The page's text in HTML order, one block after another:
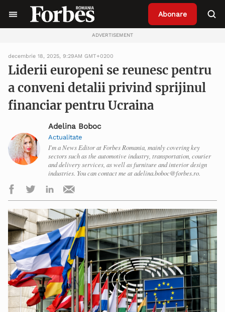
Abonare
ADVERTISEMENT
decembrie 18, 2025, 9:29AM GMT+0200
Liderii europeni se reunesc pentru
a conveni detalii privind sprijinul
financiar pentru Ucraina
Adelina Boboc
Actualitate
I'm a News Editor at Forbes Romania, mainly covering key
sectors such as the automotive industry, transportation, courier
and delivery services, as well as furniture and interior design
industries. You can contact me at adelina.boboc@forbes.ro.